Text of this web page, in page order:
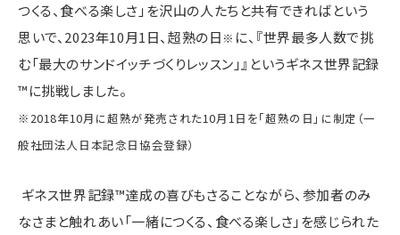
つくる、食べる楽しさ」を沢山の人たちと共有できればという
思いで、2023年10月1日、超熟の日※ に、『世界最多人数で挑
む「最大のサンドイッチづくりレッスン」』というギネス世界記録
™に挑戦しました。
※2018年10月に超熟が発売された10月1日を「超熟の日」に制定（一
般社団法人日本記念日協会登録）
ギネス世界記録™達成の喜びもさることながら、参加者のみ
なさまと触れあい「一緒につくる、食べる楽しさ」を感じられた